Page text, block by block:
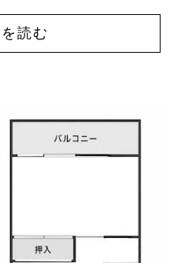
伝えておきたいこと
したリノベーション
す。壁は大胆に取り